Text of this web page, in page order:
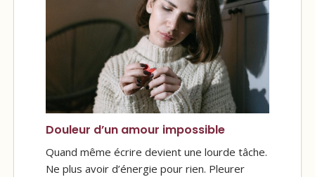
Douleur d’un amour impossible
Quand même écrire devient une lourde tâche.
Ne plus avoir d’énergie pour rien. Pleurer